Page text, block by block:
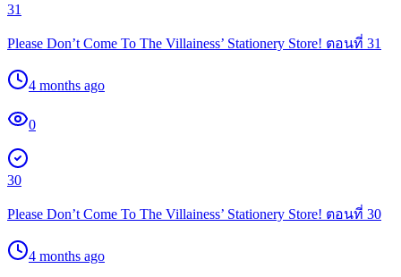
31
Please Don’t Come To The Villainess’ Stationery Store! ตอนที่ 31
4 months ago
0
30
Please Don’t Come To The Villainess’ Stationery Store! ตอนที่ 30
4 months ago